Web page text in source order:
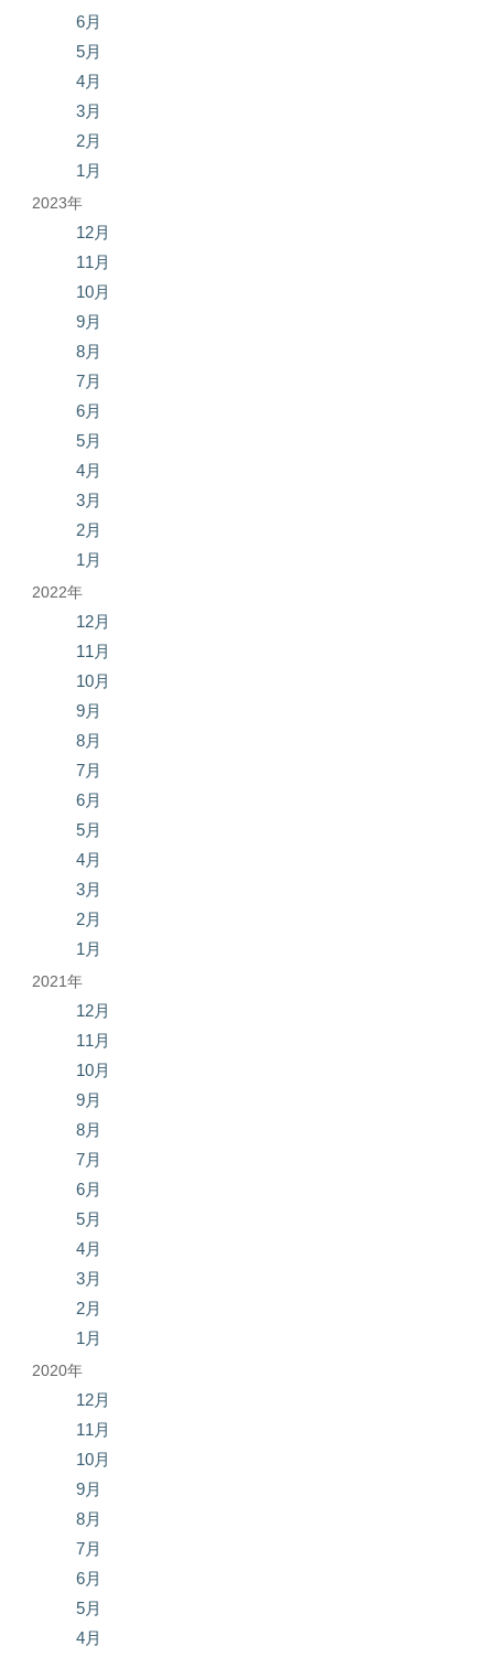
6月
5月
4月
3月
2月
1月
2023年
12月
11月
10月
9月
8月
7月
6月
5月
4月
3月
2月
1月
2022年
12月
11月
10月
9月
8月
7月
6月
5月
4月
3月
2月
1月
2021年
12月
11月
10月
9月
8月
7月
6月
5月
4月
3月
2月
1月
2020年
12月
11月
10月
9月
8月
7月
6月
5月
4月